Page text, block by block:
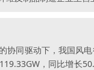
协同驱动下，我国风
，同比增长